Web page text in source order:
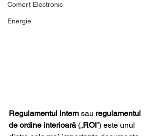
Comerț Electronic
Energie
Regulamentul intern sau regulamentul
de ordine interioară („ROI”) este unul